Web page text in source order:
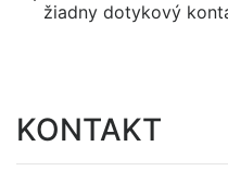
žiadny dotykový
KONTAKT